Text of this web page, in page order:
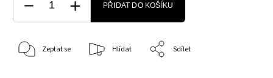
PŘIDAT DO KOŠÍKU
Zeptat se Hlídat Sdílet